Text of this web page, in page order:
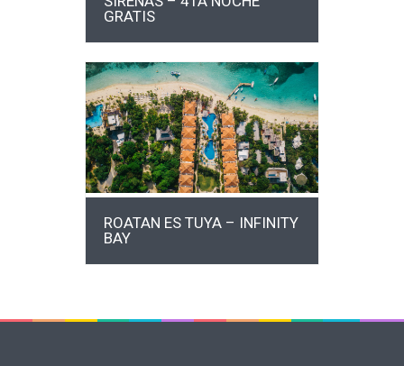
GRATIS
MÁS INFO
ROATAN ES TUYA – INFINITY
BAY